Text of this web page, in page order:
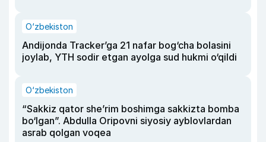
O‘zbekiston
Andijonda Tracker’ga 21 nafar bog‘cha bolasini
joylab, YTH sodir etgan ayolga sud hukmi o‘qildi
O‘zbekiston
“Sakkiz qator she’rim boshimga sakkizta bomba
bo‘lgan”. Abdulla Oripovni siyosiy ayblovlardan
asrab qolgan voqea